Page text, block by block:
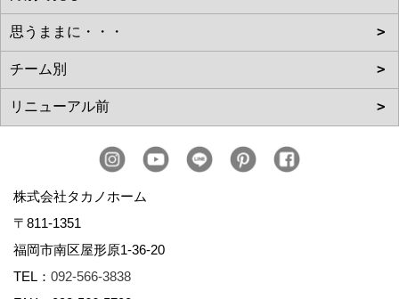
株式会社タカノホーム
〒811-1351
福岡市南区屋形原1-36-20
TEL： 092-566-3838